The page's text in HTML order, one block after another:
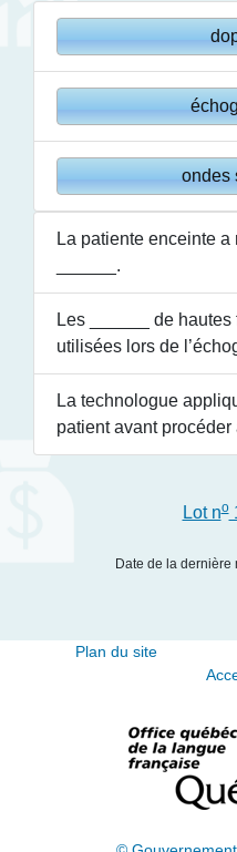
ondes
La patiente enceinte
.
Les
de hautes
utilisées lors de
La technologue
patient avant procéder
Lot no
Date de la dernière
Plan du site